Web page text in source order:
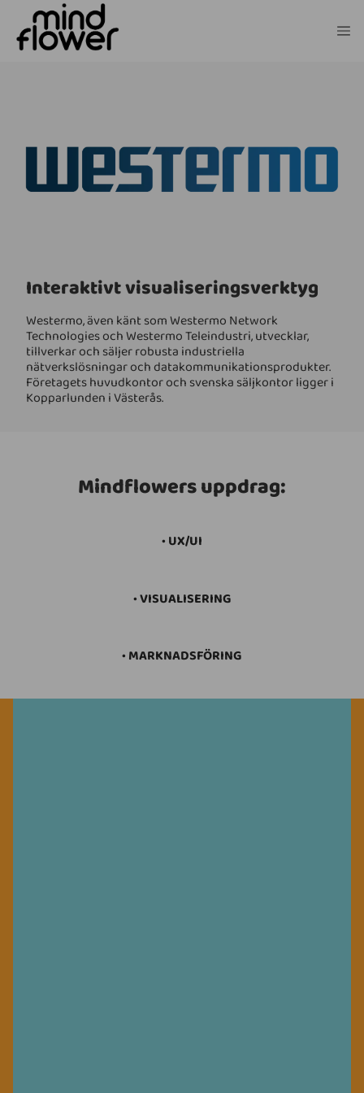
Interaktivt visualiseringsverktyg
Westermo, även känt som Westermo Network
Technologies och Westermo Teleindustri, utvecklar,
tillverkar och säljer robusta industriella
nätverkslösningar och datakommunikationsprodukter.
Företagets huvudkontor och svenska säljkontor ligger i
Kopparlunden i Västerås.
Mindflowers uppdrag:
• UX/UI
• VISUALISERING
• MARKNADSFÖRING